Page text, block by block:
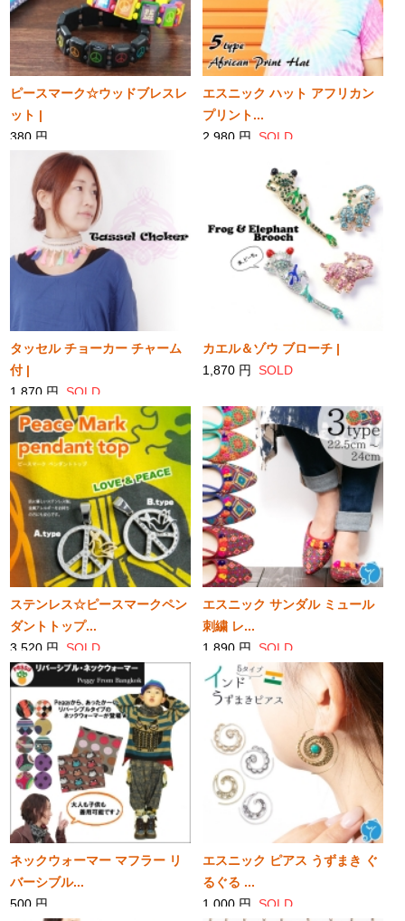
ピースマーク☆ウッドブレスレ
ット |
380 円
SOLD
エスニック ハット アフリカン
プリント...
2,980 円 SOLD
タッセル チョーカー チャーム
付 |
1,870 円 SOLD
カエル＆ゾウ ブローチ |
1,870 円 SOLD
ステンレス☆ピースマークペン
ダントトップ...
3,520 円 SOLD
エスニック サンダル ミュール
刺繍 レ...
1,890 円 SOLD
ネックウォーマー マフラー リ
バーシブル...
500 円
エスニック ピアス うずまき ぐ
るぐる ...
1,000 円 SOLD